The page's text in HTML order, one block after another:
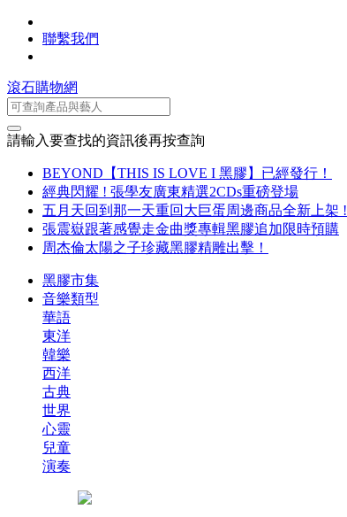
聯繫我們
滾石購物網
請輸入要查找的資訊後再按查詢
BEYOND【THIS IS LOVE I 黑膠】已經發行！
經典閃耀 ! 張學友廣東精選2CDs重磅登場
五月天回到那一天重回大巨蛋周邊商品全新上架 !
張震嶽跟著感覺走金曲獎專輯黑膠追加限時預購
周杰倫太陽之子珍藏黑膠精雕出擊！
黑膠市集
音樂類型
華語
東洋
韓樂
西洋
古典
世界
心靈
兒童
演奏